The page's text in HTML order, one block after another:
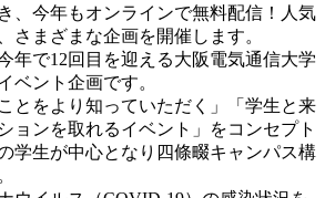
、今年もオンラインで無料配信！人気
さまざまな企画を開催します。
年で12回目を迎える大阪電気通信大学
ベント企画です。
とをより知っていただく」「学生と来
ョンを取れるイベント」をコンセプト
学生が中心となり四條畷キャンパス構